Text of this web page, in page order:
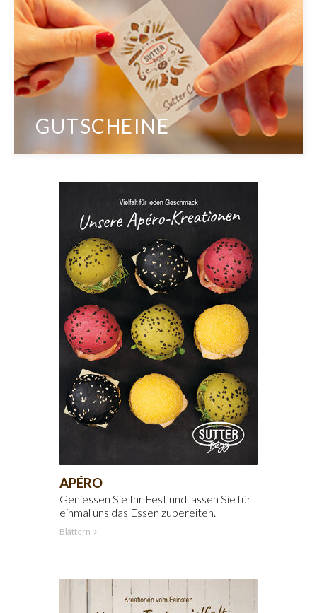
GUTSCHEINE
APÉRO
Geniessen Sie Ihr Fest und lassen Sie für
einmal uns das Essen zubereiten.
Blättern